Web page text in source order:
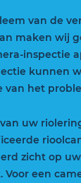
van de
maken wij
inspectie
kunnen
van het
uw
zicht op uw
een